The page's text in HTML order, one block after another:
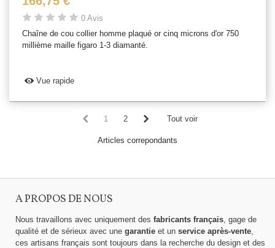
0 Avis
Chaîne de cou collier homme plaqué or cinq microns d'or 750
millième maille figaro 1-3 diamanté.
Vue rapide
1 2 Tout voir
Articles correpondants
A PROPOS DE NOUS
Nous travaillons avec uniquement des fabricants français , gage de
qualité et de sérieux avec une garantie et un service après-vente
ces artisans français sont toujours dans la recherche du design et des